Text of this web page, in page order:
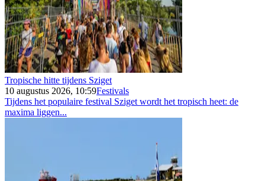
Tropische hitte tijdens Sziget
10 augustus 2026, 10:59Festivals
Tijdens het populaire festival Sziget wordt het tropisch heet: de
maxima liggen...